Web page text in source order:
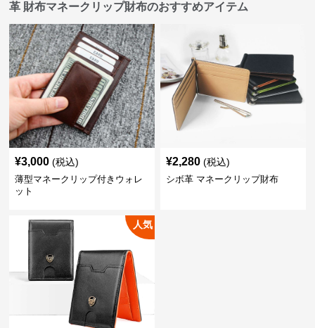
革 財布マネークリップ財布のおすすめアイテム
¥3,000 (税込)
薄型マネークリップ付きウォレ
ット
¥2,280 (税込)
シボ革 マネークリップ財布
人気